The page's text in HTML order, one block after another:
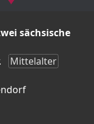
sächsische
Mittelalter